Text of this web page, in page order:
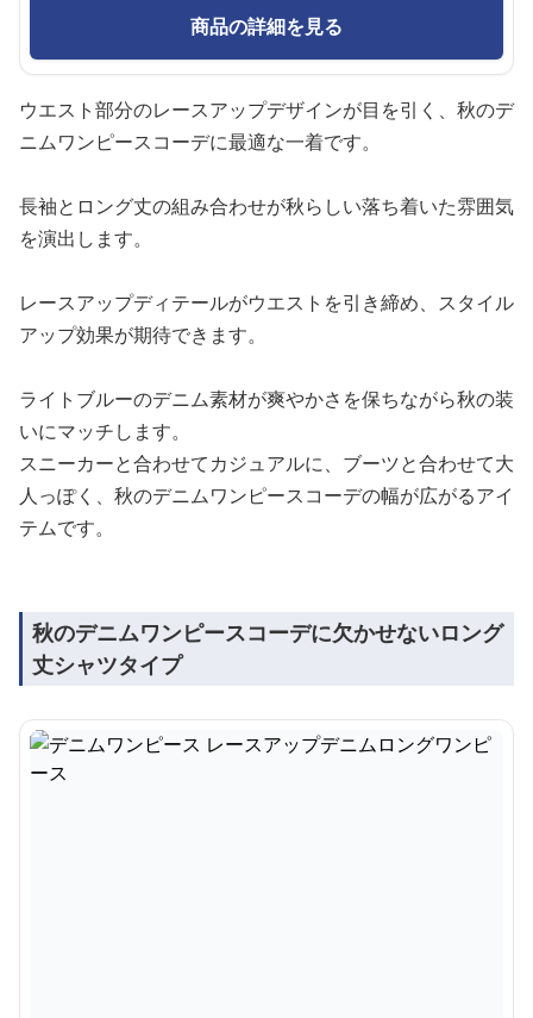
商品の詳細を見る
ウエスト部分のレースアップデザインが目を引く、秋のデ
ニムワンピースコーデに最適な一着です。
長袖とロング丈の組み合わせが秋らしい落ち着いた雰囲気
を演出します。
レースアップディテールがウエストを引き締め、スタイル
アップ効果が期待できます。
ライトブルーのデニム素材が爽やかさを保ちながら秋の装
いにマッチします。
スニーカーと合わせてカジュアルに、ブーツと合わせて大
人っぽく、秋のデニムワンピースコーデの幅が広がるアイ
テムです。
秋のデニムワンピースコーデに欠かせないロング
丈シャツタイプ